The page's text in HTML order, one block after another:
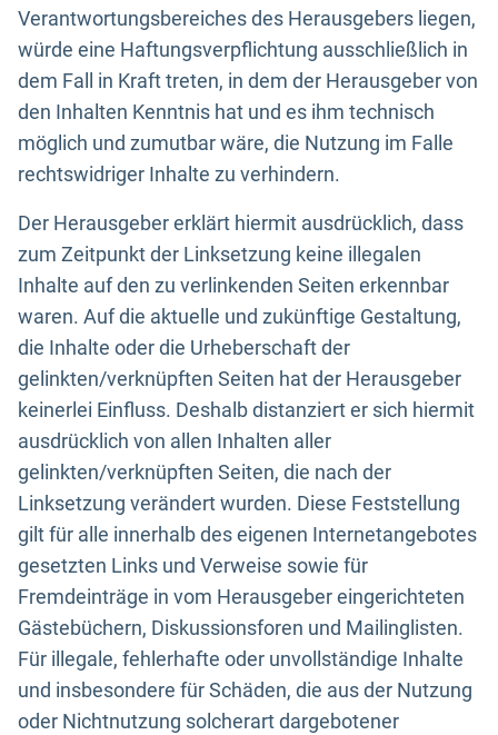
Verantwortungsbereiches des Herausgebers liegen,
würde eine Haftungsverpflichtung ausschließlich in
dem Fall in Kraft treten, in dem der Herausgeber von
den Inhalten Kenntnis hat und es ihm technisch
möglich und zumutbar wäre, die Nutzung im Falle
rechtswidriger Inhalte zu verhindern.
Der Herausgeber erklärt hiermit ausdrücklich, dass
zum Zeitpunkt der Linksetzung keine illegalen
Inhalte auf den zu verlinkenden Seiten erkennbar
waren. Auf die aktuelle und zukünftige Gestaltung,
die Inhalte oder die Urheberschaft der
gelinkten/verknüpften Seiten hat der Herausgeber
keinerlei Einfluss. Deshalb distanziert er sich hiermit
ausdrücklich von allen Inhalten aller
gelinkten/verknüpften Seiten, die nach der
Linksetzung verändert wurden. Diese Feststellung
gilt für alle innerhalb des eigenen Internetangebotes
gesetzten Links und Verweise sowie für
Fremdeinträge in vom Herausgeber eingerichteten
Gästebüchern, Diskussionsforen und Mailinglisten.
Für illegale, fehlerhafte oder unvollständige Inhalte
und insbesondere für Schäden, die aus der Nutzung
oder Nichtnutzung solcherart dargebotener